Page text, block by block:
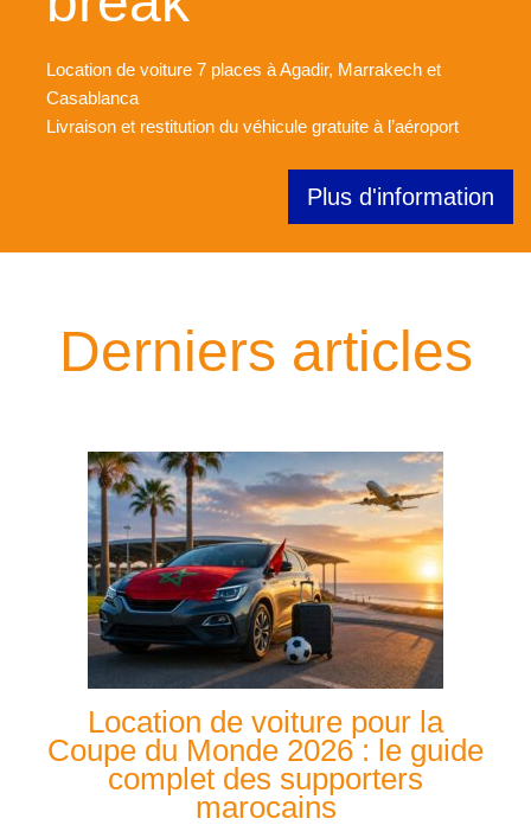
Location de voiture 7 places à Agadir, Marrakech et
Casablanca
Livraison et restitution du véhicule gratuite à l’aéroport
Plus d'information
Derniers articles
Location de voiture pour la
Coupe du Monde 2026 : le guide
complet des supporters
marocains